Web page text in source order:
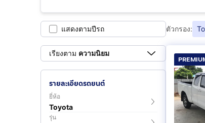
Double Cab 3.0 G
(1)
Double
(1)
(1
Smart
(1)
แสดงตามปีรถ
เรียงตาม ความนิยม
รายละเอียดรถยนต์
ยี่ห้อ
Toyota
รุ่น
ตัวกรอง: